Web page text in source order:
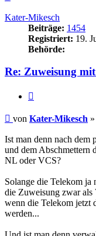
Kater-Mikesch
Beiträge: 1454
Registriert: 19.
Behörde:
Re: Zuweisung
Beitrag
von Kater-Mikesch »
Ist man denn nach dem
und dem Abschmettern
NL oder VCS?
Solange die Telekom ja
die Zuweisung zwar als
wenn die Telekom jetzt
werden...